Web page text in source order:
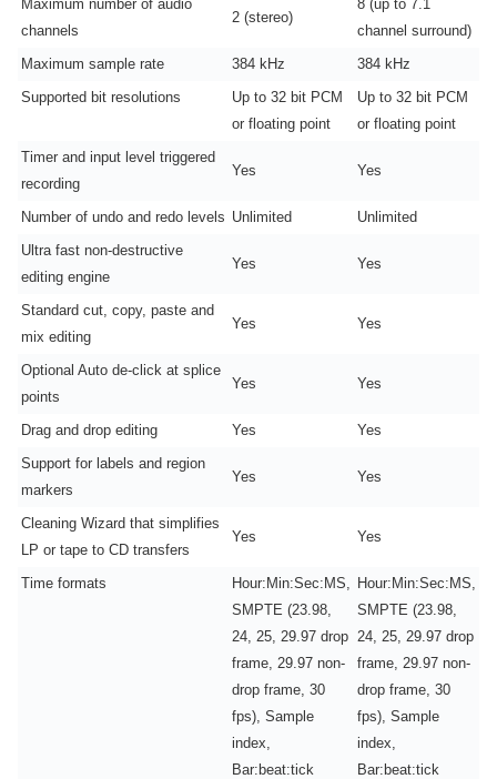
Maximum number of audio
channels
2 (stereo)
8 (up to 7.1
channel surround)
Maximum sample rate
384 kHz
384 kHz
Supported bit resolutions
Up to 32 bit PCM
or floating point
Up to 32 bit PCM
or floating point
Timer and input level triggered
recording
Yes Yes
Number of undo and redo levels Unlimited
Unlimited
Ultra fast non-destructive
editing engine
Yes Yes
Standard cut, copy, paste and
mix editing
Yes Yes
Optional Auto de-click at splice
points
Yes Yes
Drag and drop editing Yes
Yes
Support for labels and region
markers
Yes Yes
Cleaning Wizard that simplifies
LP or tape to CD transfers
Yes Yes
Time formats
Hour:Min:Sec:MS,
SMPTE (23.98,
24, 25, 29.97 drop
frame, 29.97 non-
drop frame, 30
fps), Sample
index,
Bar:beat:tick
Hour:Min:Sec:MS,
SMPTE (23.98,
24, 25, 29.97 drop
frame, 29.97 non-
drop frame, 30
fps), Sample
index,
Bar:beat:tick